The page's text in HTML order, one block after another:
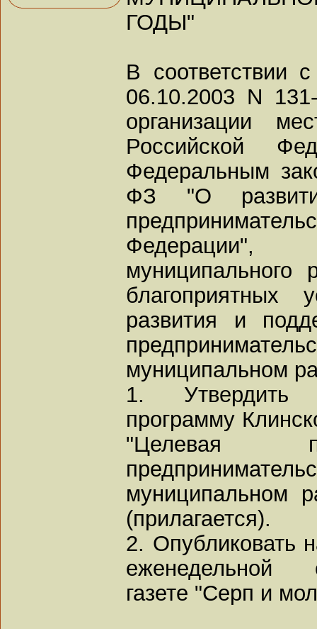
ГОДЫ"
В соответствии
06.10.2003 N
организации
Российской
Федеральным
ФЗ "О
Федерации",
муниципального
благоприятных
развития и
муниципальном
1. Утвердить
программу
"Целевая
муниципальном
(прилагается).
2. Опубликовать
еженедельной
газете "Серп и